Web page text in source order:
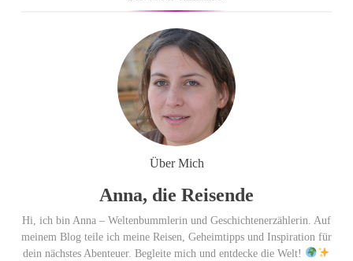
Flachste mechanische
Weltzeituhr gewinnt Red Dot:
Best of the Best 2026 / NOMOS
Glashütte erzielt 94 von 100
Punkten.
Über Mich
Anna, die Reisende
Hi, ich bin Anna – Weltenbummlerin und Geschichtenerzählerin. Auf
meinem Blog teile ich meine Reisen, Geheimtipps und Inspiration für
dein nächstes Abenteuer. Begleite mich und entdecke die Welt!